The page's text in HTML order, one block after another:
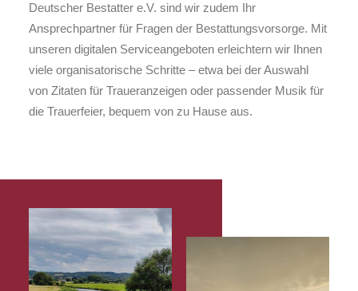
Deutscher Bestatter e.V. sind wir zudem Ihr
Ansprechpartner für Fragen der Bestattungsvorsorge. Mit
unseren digitalen Serviceangeboten erleichtern wir Ihnen
viele organisatorische Schritte – etwa bei der Auswahl
von Zitaten für Traueranzeigen oder passender Musik für
die Trauerfeier, bequem von zu Hause aus.